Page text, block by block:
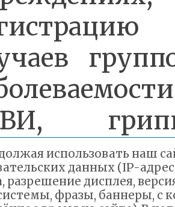
использовать наш
данных (IP-
разрешение дисплея,
фразы, баннеры, с